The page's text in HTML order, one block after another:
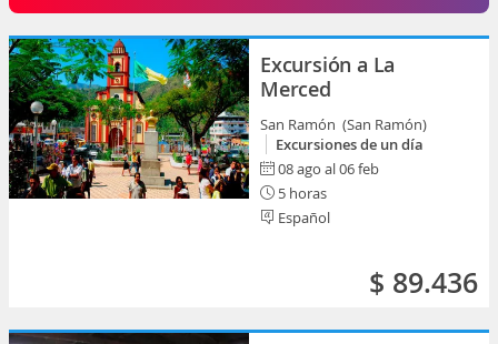
Excursión a La
Merced
San Ramón (San Ramón)
Excursiones de un día
08 ago al 06 feb
5 horas
Español
$ 89.436